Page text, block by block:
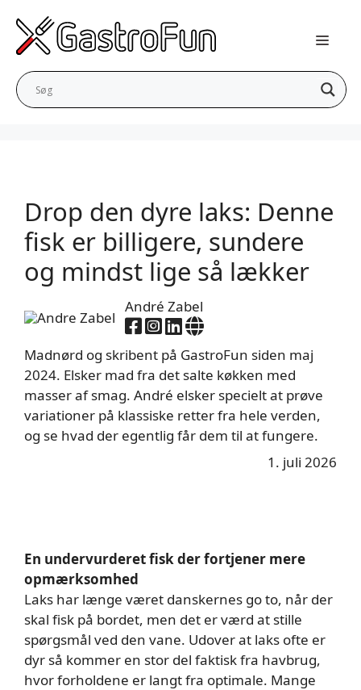
indhold
Drop den dyre laks: Denne
fisk er billigere, sundere
og mindst lige så lækker
André Zabel
Madnørd og skribent på GastroFun siden maj
2024. Elsker mad fra det salte køkken med
masser af smag. André elsker specielt at prøve
variationer på klassiske retter fra hele verden,
og se hvad der egentlig får dem til at fungere.
1. juli 2026
En undervurderet fisk der fortjener mere
opmærksomhed
Laks har længe været danskernes go to, når der
skal fisk på bordet, men det er værd at stille
spørgsmål ved den vane. Udover at laks ofte er
dyr så kommer en stor del faktisk fra havbrug,
hvor forholdene er langt fra optimale. Mange